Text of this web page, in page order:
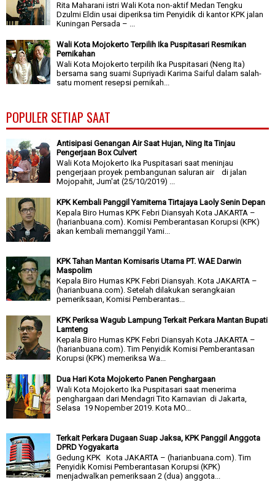
Rita Maharani istri Wali Kota non-aktif Medan Tengku
Dzulmi Eldin usai diperiksa tim Penyidik di kantor KPK jalan
Kuningan Persada – ...
Wali Kota Mojokerto Terpilih Ika Puspitasari Resmikan
Pernikahan
Wali Kota Mojokerto terpilih Ika Puspitasari (Neng Ita)
bersama sang suami Supriyadi Karima Saiful dalam salah-
satu moment resepsi pernikah...
POPULER SETIAP SAAT
Antisipasi Genangan Air Saat Hujan, Ning Ita Tinjau
Pengerjaan Box Culvert
Wali Kota Mojokerto Ika Puspitasari saat meninjau
pengerjaan proyek pembangunan saluran air di jalan
Mojopahit, Jum'at (25/10/2019) ...
KPK Kembali Panggil Yamitema Tirtajaya Laoly Senin Depan
Kepala Biro Humas KPK Febri Diansyah Kota JAKARTA –
(harianbuana.com). Komisi Pemberantasan Korupsi (KPK)
akan kembali memanggil Yami...
KPK Tahan Mantan Komisaris Utama PT. WAE Darwin
Maspolim
Kepala Biro Humas KPK Febri Diansyah. Kota JAKARTA –
(harianbuana.com). Setelah dilakukan serangkaian
pemeriksaan, Komisi Pemberantas...
KPK Periksa Wagub Lampung Terkait Perkara Mantan Bupati
Lamteng
Kepala Biro Humas KPK Febri Diansyah Kota JAKARTA –
(harianbuana.com). Tim Penyidik Komisi Pemberantasan
Korupsi (KPK) memeriksa Wa...
Dua Hari Kota Mojokerto Panen Penghargaan
Wali Kota Mojokerto Ika Puspitasari saat menerima
penghargaan dari Mendagri Tito Karnavian di Jakarta,
Selasa 19 Nopember 2019. Kota MO...
Terkait Perkara Dugaan Suap Jaksa, KPK Panggil Anggota
DPRD Yogyakarta
Gedung KPK Kota JAKARTA – (harianbuana.com). Tim
Penyidik Komisi Pemberantasan Korupsi (KPK)
menjadwalkan pemeriksaan 2 (dua) anggota...